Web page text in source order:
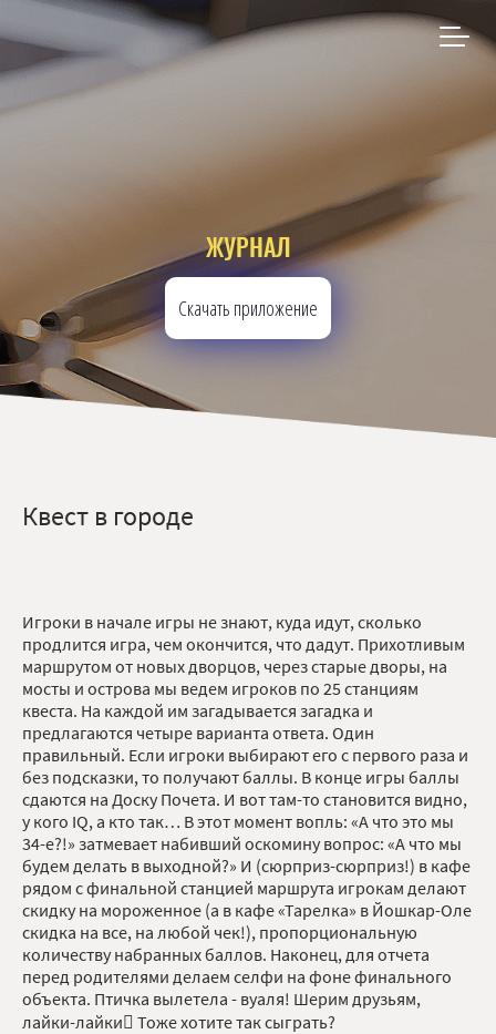
ЖУРНАЛ
Скачать приложение
Квест в городе
Игроки в начале игры не знают, куда идут, сколько
продлится игра, чем окончится, что дадут. Прихотливым
маршрутом от новых дворцов, через старые дворы, на
мосты и острова мы ведем игроков по 25 станциям
квеста. На каждой им загадывается загадка и
предлагаются четыре варианта ответа. Один
правильный. Если игроки выбирают его с первого раза и
без подсказки, то получают баллы. В конце игры баллы
сдаются на Доску Почета. И вот там-то становится видно,
у кого IQ, а кто так… В этот момент вопль: «А что это мы
34-е?!» затмевает набивший оскомину вопрос: «А что мы
будем делать в выходной?» И (сюрприз-сюрприз!) в кафе
рядом с финальной станцией маршрута игрокам делают
скидку на мороженное (а в кафе «Тарелка» в Йошкар-Оле
скидка на все, на любой чек!), пропорциональную
количеству набранных баллов. Наконец, для отчета
перед родителями делаем селфи на фоне финального
объекта. Птичка вылетела - вуаля! Шерим друзьям,
лайки-лайки Тоже хотите так сыграть?